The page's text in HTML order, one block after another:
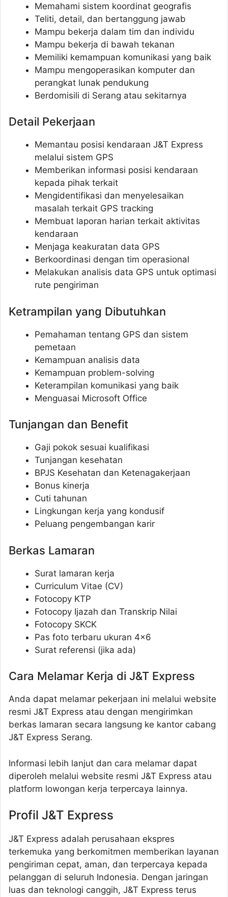
Memahami sistem koordinat geografis
Teliti, detail, dan bertanggung jawab
Mampu bekerja dalam tim dan individu
Mampu bekerja di bawah tekanan
Memiliki kemampuan komunikasi yang baik
Mampu mengoperasikan komputer dan
perangkat lunak pendukung
Berdomisili di Serang atau sekitarnya
Detail Pekerjaan
Memantau posisi kendaraan J&T Express
melalui sistem GPS
Memberikan informasi posisi kendaraan
kepada pihak terkait
Mengidentifikasi dan menyelesaikan
masalah terkait GPS tracking
Membuat laporan harian terkait aktivitas
kendaraan
Menjaga keakuratan data GPS
Berkoordinasi dengan tim operasional
Melakukan analisis data GPS untuk optimasi
rute pengiriman
Ketrampilan yang Dibutuhkan
Pemahaman tentang GPS dan sistem
pemetaan
Kemampuan analisis data
Kemampuan problem-solving
Keterampilan komunikasi yang baik
Menguasai Microsoft Office
Tunjangan dan Benefit
Gaji pokok sesuai kualifikasi
Tunjangan kesehatan
BPJS Kesehatan dan Ketenagakerjaan
Bonus kinerja
Cuti tahunan
Lingkungan kerja yang kondusif
Peluang pengembangan karir
Berkas Lamaran
Surat lamaran kerja
Curriculum Vitae (CV)
Fotocopy KTP
Fotocopy Ijazah dan Transkrip Nilai
Fotocopy SKCK
Pas foto terbaru ukuran 4×6
Surat referensi (jika ada)
Cara Melamar Kerja di J&T Express
Anda dapat melamar pekerjaan ini melalui website
resmi J&T Express atau dengan mengirimkan
berkas lamaran secara langsung ke kantor cabang
J&T Express Serang.
Informasi lebih lanjut dan cara melamar dapat
diperoleh melalui website resmi J&T Express atau
platform lowongan kerja terpercaya lainnya.
Profil J&T Express
J&T Express adalah perusahaan ekspres
terkemuka yang berkomitmen memberikan layanan
pengiriman cepat, aman, dan terpercaya kepada
pelanggan di seluruh Indonesia. Dengan jaringan
luas dan teknologi canggih, J&T Express terus